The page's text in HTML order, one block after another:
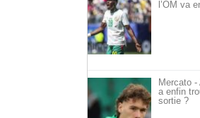
l’OM va
Mercato
a enfin
sortie ?